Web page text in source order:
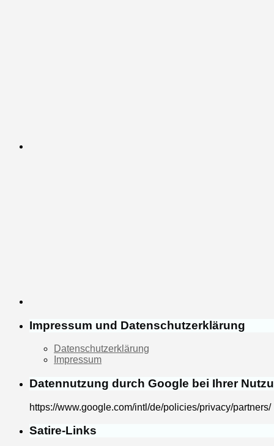
Impressum und Datenschutzerklärung
Datenschutzerklärung
Impressum
Datennutzung durch Google bei Ihrer
https://www.google.com/intl/de/policies/privacy/partners/
Satire-Links